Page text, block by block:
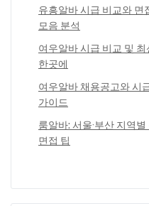
유흥알바 시급 비교와 면
모음 분석
여우알바 시급 비교 및
한곳에
여우알바 채용공고와 시
가이드
룸알바: 서울·부산 지역
면접 팁